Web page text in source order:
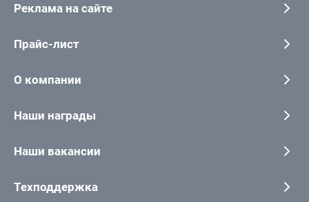
Реклама на сайте
Прайс-лист
О компании
Наши награды
Наши вакансии
Техподдержка